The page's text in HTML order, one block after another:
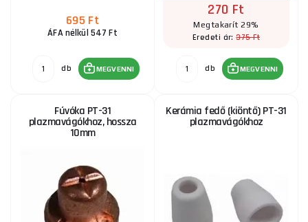
1 675 Ft
Scheppach tartozékok PLC40-hez (14 darabos
RAKTÁRON MEGVENNI 6 925 Ft
Fúvóka 1,1mm, A-101 / A-141 (TF-141) számára.
RAKTÁRON MEGVENNI 820 Ft
695 Ft
ÁFA nélkül 547 Ft
db MEGVENNI
270 Ft
Megtakarít 29%
Eredeti ár:375 Ft
db MEGVENNI
Fúvóka PT-31
plazmavágókhoz, hossza
10mm
Kerámia fedő (kiöntő) PT-31
plazmavágókhoz